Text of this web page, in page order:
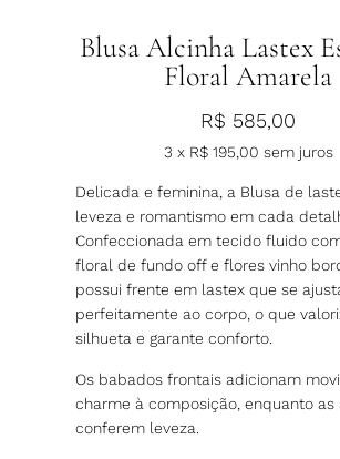
Blusa Alcinha Lastex
Floral Amarela
R$ 585,00
3 x R$195,00 sem juros
Delicada e feminina, a Blusa de
leveza e romantismo em cada
Confeccionada em tecido fluido
floral de fundo off e flores vinho
possui frente em lastex que se
perfeitamente ao corpo, o que
silhueta e garante conforto.
Os babados frontais adicionam
charme à composição, enquanto as
conferem leveza.